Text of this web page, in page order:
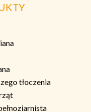
tłoczenia